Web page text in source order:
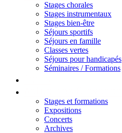
Stages chorales
Stages instrumentaux
Stages bien-être
Séjours sportifs
Séjours en famille
Classes vertes
Séjours pour handicapés
Séminaires / Formations
Stages et formations
Expositions
Concerts
Archives